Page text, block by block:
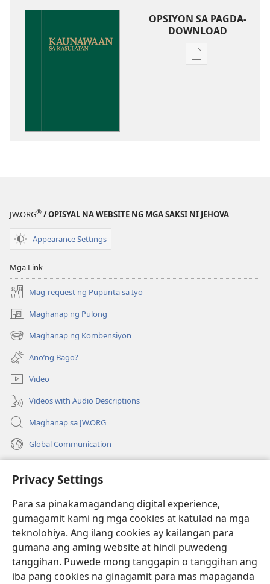
Privacy Settings
Para sa pinakamagandang digital experience,
gumagamit kami ng mga cookies at katulad na mga
teknolohiya. Ang ilang cookies ay kailangan para
gumana ang aming website at hindi puwedeng
tanggihan. Puwede mong tanggapin o tanggihan ang
iba pang cookies na ginagamit para mas mapaganda
OPSIYON SA PAGDA-
DOWNLOAD
Opsiyon
JW.ORG® / OPISYAL NA WEBSITE NG MGA SAKSI NI JEHOVA
Appearance Settings
Mga Link
Mag-request ng Pupunta sa Iyo
Maghanap ng Pulong
(may
bubukas
na
bagong
window)
Maghanap ng Kombensiyon
(may
bubukas
na
bagong
window)
Ano’ng Bago?
Video
Videos with Audio Descriptions
Maghanap sa JW.ORG
Global Communication
(may
na
bagong
window)
Watchtower ONLINE LIBRARY™
(may
bubukas
na
bagong
window)
JW Hub ®
(may
bubukas
®